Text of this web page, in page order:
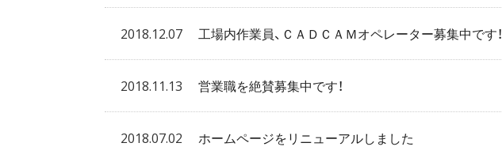
2018.12.07 工場内作業員、ＣＡＤＣＡＭオペレーター募集中です！
2018.11.13 営業職を絶賛募集中です！
2018.07.02 ホームページをリニューアルしました